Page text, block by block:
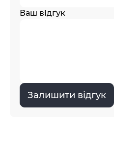
Ваш відгук
Залишити відгук